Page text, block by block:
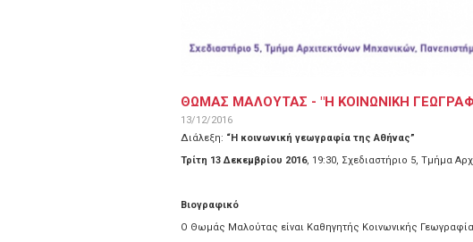
ΘΩΜΑΣ ΜΑΛΟΥΤΑΣ - "Η ΚΟΙΝΩΝΙΚΗ
13/12/2016
Διάλεξη: “Η κοινωνική γεωγραφία της Αθήνας”
Τρίτη 13 Δεκεμβρίου 2016, 19:30, Σχεδιαστήριο 5, Τμήμα
Βιογραφικό
Ο Θωμάς Μαλούτας είναι Καθηγητής Κοινωνικής